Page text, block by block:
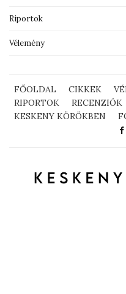
Riportok
Vélemény
FŐOLDAL CIKKEK
RIPORTOK
RECENZIÓK
KESKENY KÖRÖKBEN